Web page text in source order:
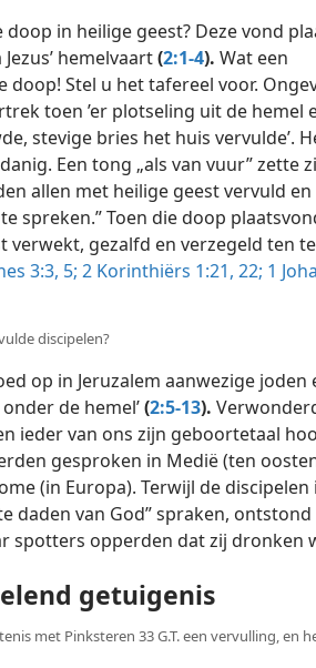
in heilige geest? Deze vond
hemelvaart(2:1-4). Wat een
Stel u het tafereel voor.
toen ’er plotseling uit de hemel
stevige bries het huis vervulde’.
Een tong „als van vuur” zette
allen met heilige geest vervuld en
spreken.” Toen die doop
gezalfd en verzegeld ten
3:3, 5; 2 Korinthiërs 1:21, 22; 1
discipelen?
op in Jeruzalem aanwezige joden
de hemel’(2:5-13).
ieder van ons zijn geboortetaal
gesproken in Medië (ten
(in Europa). Terwijl de discipelen
daden van God” spraken, ontstond
spotters opperden dat zij dronken
getuigenis
met Pinksteren 33 G.T. een vervulling, en